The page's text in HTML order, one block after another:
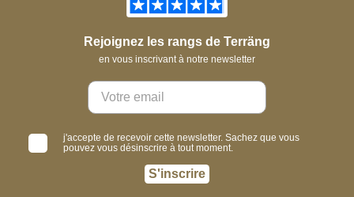
Rejoignez les rangs de Terräng
en vous inscrivant à notre newsletter
j'accepte de recevoir cette newsletter. Sachez que vous
pouvez vous désinscrire à tout moment.
S'inscrire